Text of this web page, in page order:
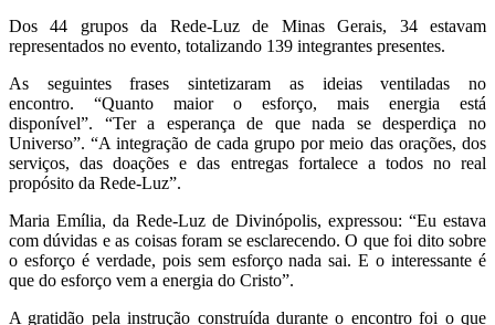
Dos 44 grupos da Rede-Luz de Minas Gerais, 34 estavam
representados no evento, totalizando 139 integrantes presentes.
As seguintes frases sintetizaram as ideias ventiladas no
encontro. “Quanto maior o esforço, mais energia está
disponível”. “Ter a esperança de que nada se desperdiça no
Universo”. “A integração de cada grupo por meio das orações, dos
serviços, das doações e das entregas fortalece a todos no real
propósito da Rede-Luz”.
Maria Emília, da Rede-Luz de Divinópolis, expressou: “Eu estava
com dúvidas e as coisas foram se esclarecendo. O que foi dito sobre
o esforço é verdade, pois sem esforço nada sai. E o interessante é
que do esforço vem a energia do Cristo”.
A gratidão pela instrução construída durante o encontro foi o que